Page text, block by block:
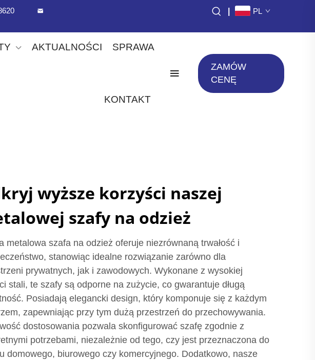
PL
AKTUALNOŚCI SPRAWA
KONTAKT
ZAMÓW
CENĘ
wyższe korzyści naszej
szafy na odzież
metalowa szafa na odzież oferuje niezrównaną trwałość i
stanowiąc idealne rozwiązanie zarówno dla
prywatnych, jak i zawodowych. Wykonane z wysokiej
stali, te szafy są odporne na zużycie, co gwarantuje długą
Posiadają elegancki design, który komponuje się z każdym
zapewniając przy tym dużą przestrzeń do przechowywania.
dostosowania pozwala skonfigurować szafę zgodnie z
potrzebami, niezależnie od tego, czy jest przeznaczona do
domowego, biurowego czy komercyjnego. Dodatkowo, nasze